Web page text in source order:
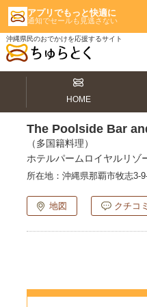
アプリでもっと快適に
通知でセールも見逃さない
沖縄県民のおでかけを応援するサイト
HOME
The Poolside Bar
（多国籍料理）
ホテルパームロイヤルリゾ
所在地： 沖縄県那覇市牧志3-
地図 クチコ